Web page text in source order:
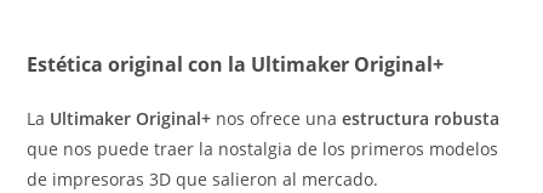
Estética original con la Ultimaker Original+
La Ultimaker Original+ nos ofrece una estructura robusta
que nos puede traer la nostalgia de los primeros modelos
de impresoras 3D que salieron al mercado.